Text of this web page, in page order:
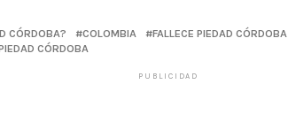
CÓRDOBA? COLOMBIA FALLECE PIEDAD CÓRDOBA
CÓRDOBA
PUBLICIDAD